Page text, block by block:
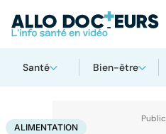
Santé Bien-être
AccueilBien-être Nutrition Alimentation
ALIMENTATION